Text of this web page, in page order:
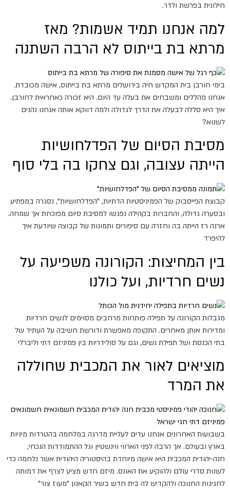
חילונית בפרשת ולדר.
למה אנחנו תמיד אשמות? מאז
מרתא בת בייתוס לא הרבה השתנה
בימי חורבן בית המקדש חיה בירושלים מרתא בת בייתוס, אישה מכובדת.
אנחנו מהללים ומשבחים את בעלה עד היום. היא זכורה כאחראית לחורבן.
איך היא סללה לבעלה את הדרך לגדולה ולמה דווקא אותה אנחנו נהנים
לשנוא?
מסיבת הסיום של הפדלחושיות
הייתה עצובה, וגם צחקו בה בלי סוף
קבוצת הפייסבוק של הפמיניסטיות הדתיות, "הפדלחושיות", נסגרה במפתיע
ובסערה גדולה, והחברות בקהילה נפגשו למסיבת סיום מפוכחת אך שמחה.
ארנה רז הייתה בה וחזרה עם סיפורים ותמונות של קבוצה שיודעת איך
להיפרד
בין המחיצות: הקורונה משפיעה על
נשים חרדיות, ועל כולנו
מגבלות הקורונה על תפילה פותחות מרחבים מסוימים לנשים חרדיות
ומדירות אותן מאחרים. התקופה מאפשרת ודורשת חשיבה על העתיד של
בתי הכנסת ושל תפילת נשים, וגם על סולידריות בין פמיניזם דתי וליברלי
מוציאים לאור את המכבית שחוללה
את המרד
בשבועות האחרונים אנחנו עדים לעליית מדרגה במלחמה בהטרדות מיניות
בארץ ובעולם. אך הרבה לפני הארווי ווינשטיין וגל ההתמודדות הנכחי,
חנה-יהודית המכבית היא אישה מיוחדת בהיסטוריה היהודית אשר נלחמה כדי
לשנות סדרי עולם ולהוקיע את האונס. מיזם חדש מציע לצרף את דמותה
לחגיגות החנוכה ולהקדיש לה בית חדש בשיר הקאנון "מעוז צור"